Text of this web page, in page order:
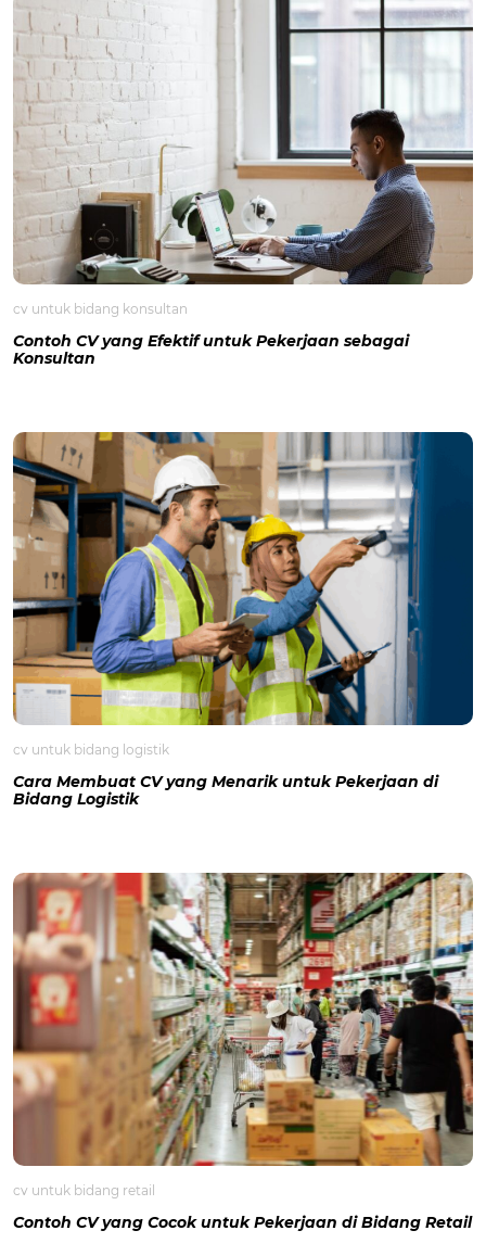
cv untuk bidang konsultan
Contoh CV yang Efektif untuk Pekerjaan sebagai
Konsultan
cv untuk bidang logistik
Cara Membuat CV yang Menarik untuk Pekerjaan di
Bidang Logistik
cv untuk bidang retail
Contoh CV yang Cocok untuk Pekerjaan di Bidang Retail